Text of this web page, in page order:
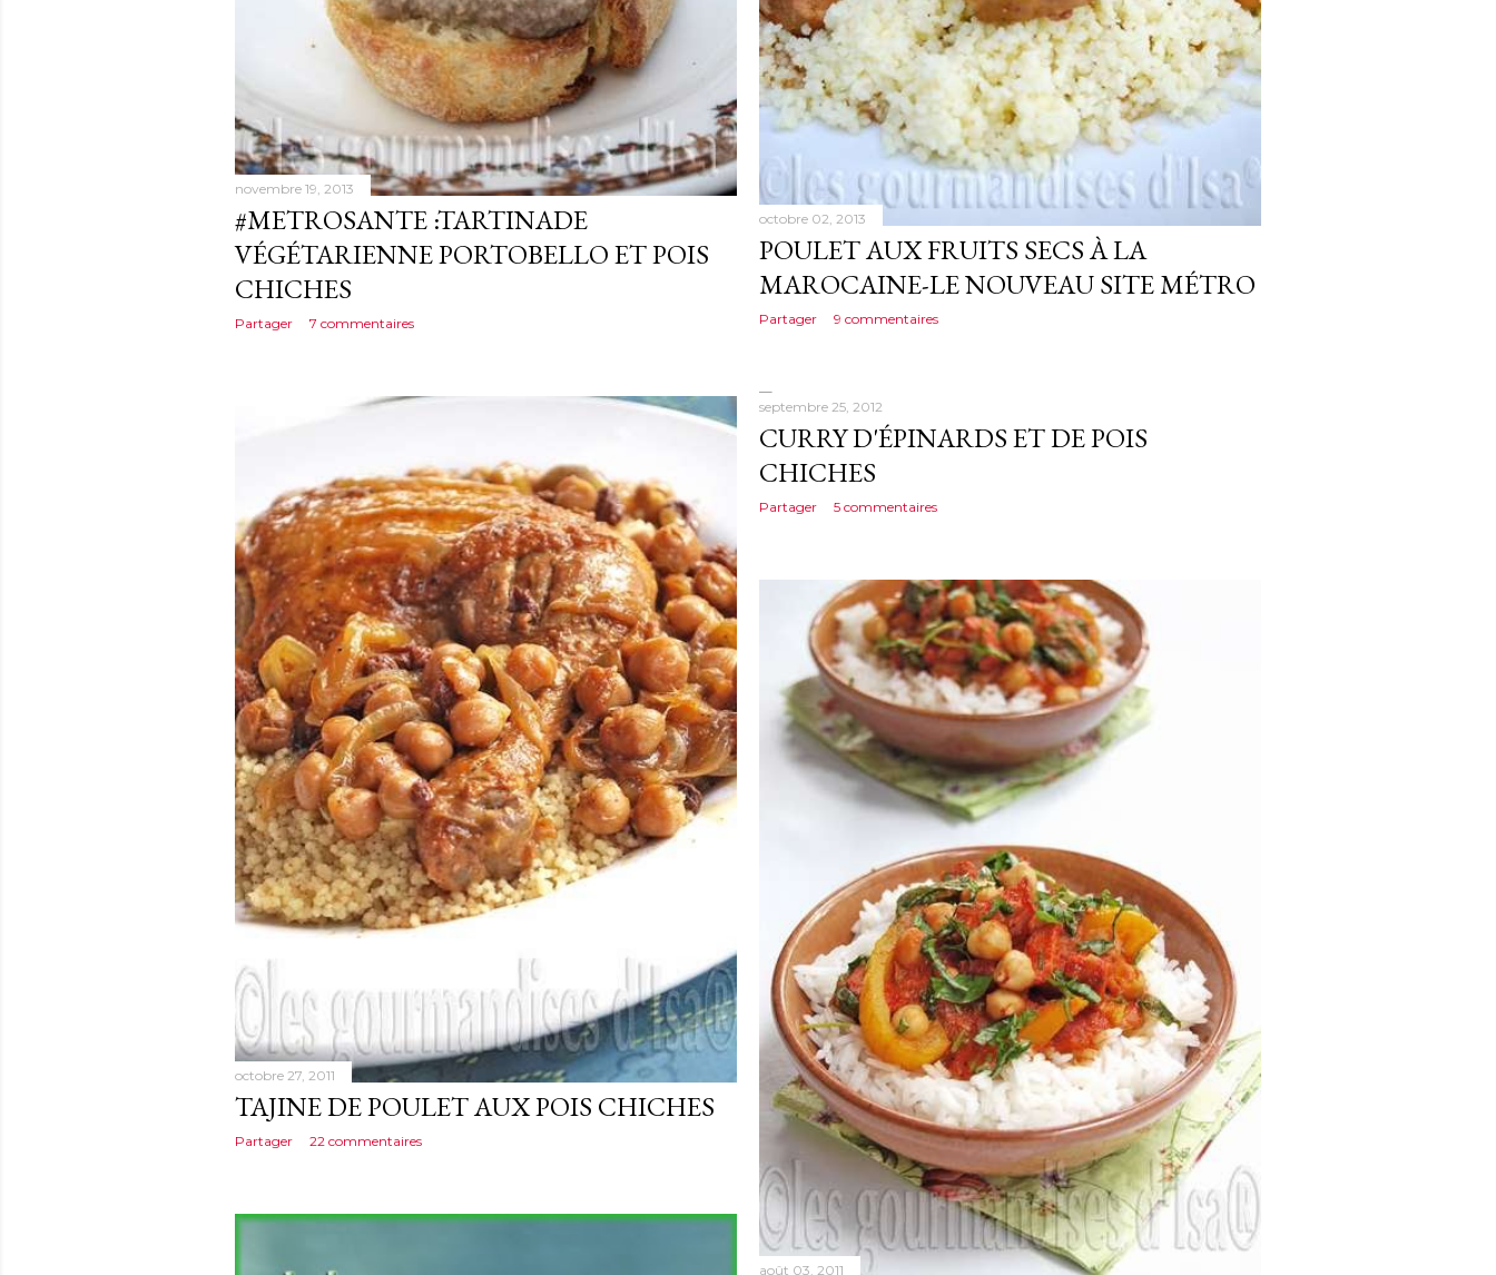
novembre 19, 2013
#METROSANTE :TARTINADE
VÉGÉTARIENNE PORTOBELLO ET POIS
CHICHES
Partager 7 commentaires
octobre 02, 2013
POULET AUX FRUITS SECS À LA
MAROCAINE-LE NOUVEAU SITE MÉTRO
Partager 9 commentaires
septembre 25, 2012
CURRY D'ÉPINARDS ET DE POIS
CHICHES
Partager 5 commentaires
octobre 27, 2011
TAJINE DE POULET AUX POIS CHICHES
Partager 22 commentaires
août 03, 2011